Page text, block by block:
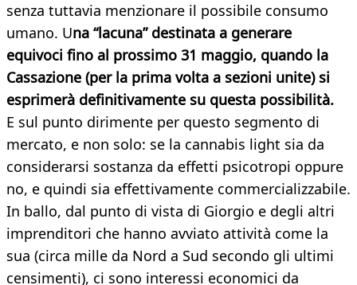
senza tuttavia menzionare il possibile consumo
umano. Una “lacuna” destinata a generare
equivoci fino al prossimo 31 maggio, quando la
Cassazione (per la prima volta a sezioni unite) si
esprimerà definitivamente su questa possibilità.
E sul punto dirimente per questo segmento di
mercato, e non solo: se la cannabis light sia da
considerarsi sostanza da effetti psicotropi oppure
no, e quindi sia effettivamente commercializzabile.
In ballo, dal punto di vista di Giorgio e degli altri
imprenditori che hanno avviato attività come la
sua (circa mille da Nord a Sud secondo gli ultimi
censimenti), ci sono interessi economici da